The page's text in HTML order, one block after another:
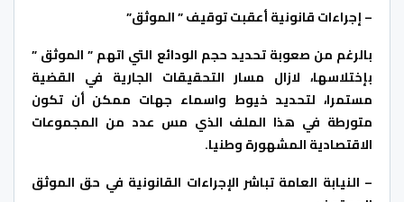
– إجراءات قانونية أعقبت توقيف ” الموثق”
بالرغم من صعوبة تحديد حجم الودائع التي اتهم ” الموثق ”
بإختلاسها، لازال مسار التحقيقات الجارية في القضية
مستمرا، لتحديد خيوط واسماء جهات ممكن أن تكون
متورطة في هذا الملف الذي مس عدد من المجموعات
الاقتصادية المشهورة وطنيا.
– النيابة العامة تباشر الإجراءات القانونية في حق الموثق